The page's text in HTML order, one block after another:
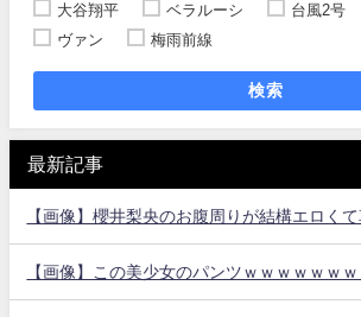
大谷翔平
ベラルーシ 台風2号
ヴァン
梅雨前線
検索
最新記事
【画像】櫻井梨央のお腹周りが結構エロく
【画像】この美少女のパンツｗｗｗｗｗｗ